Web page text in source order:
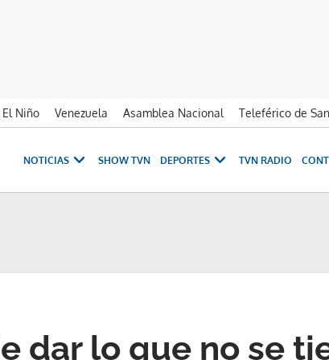
El Niño Venezuela Asamblea Nacional Teleférico de
NOTICIAS SHOW TVN DEPORTES TVN RADIO
dar lo que no se